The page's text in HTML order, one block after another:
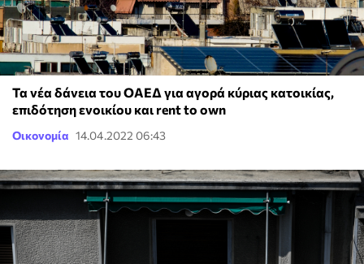
Τα νέα δάνεια του ΟΑΕΔ για αγορά κύριας κατοικίας,
επιδότηση ενοικίου και rent to own
Οικονομία 14.04.2022 06:43